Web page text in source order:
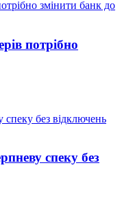
потрібно
спеку без